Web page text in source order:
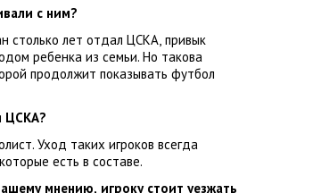
с ним?
столько лет отдал ЦСКА, привык
ребенка из семьи. Но такова
продолжит показывать футбол
ЦСКА?
Уход таких игроков всегда
которые есть в составе.
мнению, игроку стоит уезжать